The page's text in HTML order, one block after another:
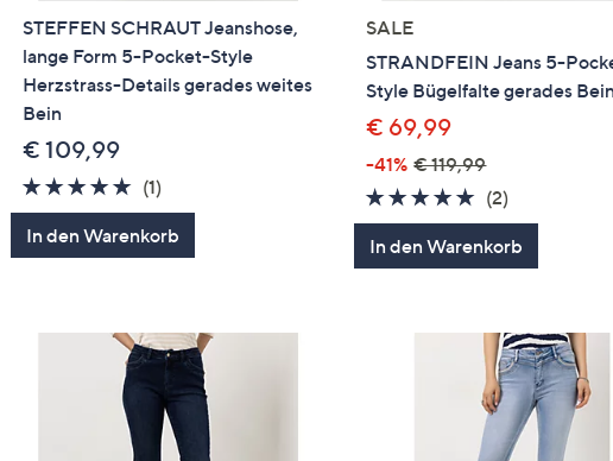
STEFFEN SCHRAUT Jeanshose,
lange Form 5-Pocket-Style
Herzstrass-Details gerades weites
Bein
€ 109,99
5.0
von
5
(1)1
Bewertungen
In den Warenkorb
SALE
STRANDFEIN Jeans 5-
Style Bügelfalte gerades Bein
€ 69,99
-41% € 119,99
5.0
von
5
(2)
Bewertungen
In den Warenkorb